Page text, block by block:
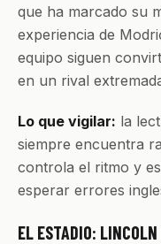
que ha marcado su
experiencia de
equipo siguen
en un rival
Lo que vigilar: la
siempre encuentra
controla el ritmo y
esperar errores
EL ESTADIO: